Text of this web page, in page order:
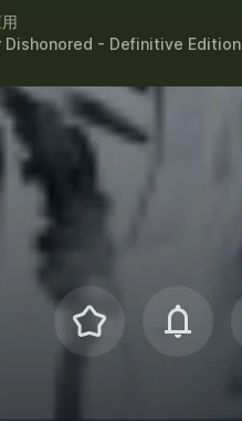
Dishonored - Definitive Edition